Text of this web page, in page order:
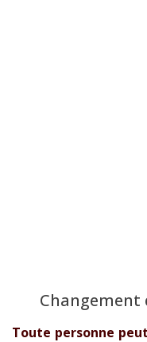
Changement
Toute personne